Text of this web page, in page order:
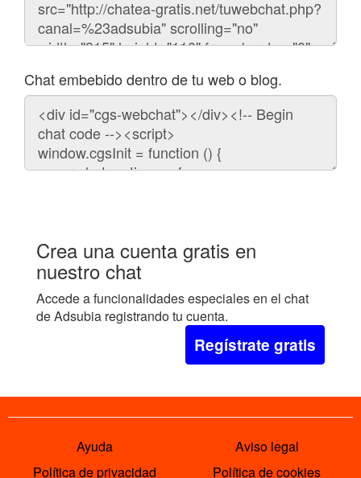
chat
Chat embebido dentro de tu web o blog.
Código
para
embeber
chat
Crea una cuenta gratis en
nuestro chat
Accede a funcionalidades especiales en el chat
de Adsubia registrando tu cuenta.
Regístrate gratis
Ayuda
Aviso legal
Política de privacidad
Política de cookies